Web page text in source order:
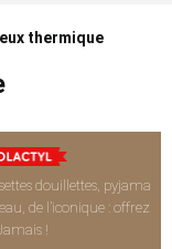
thermique
douillettes, pyjama
de l’iconique : offrez
!